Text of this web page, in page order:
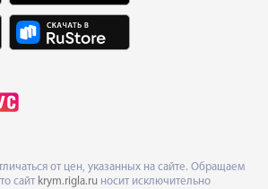
от цен, указанных на сайте. Обращаем
сайт krym.rigla.ru носит исключительно